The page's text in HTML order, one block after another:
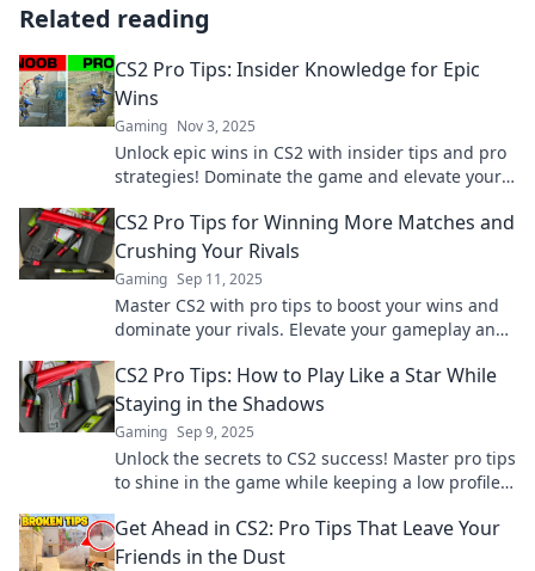
Related reading
CS2 Pro Tips: Insider Knowledge for Epic
Wins
Gaming Nov 3, 2025
Unlock epic wins in CS2 with insider tips and pro
strategies! Dominate the game and elevate your
CS2 Pro Tips for Winning More Matches and
Crushing Your Rivals
Gaming Sep 11, 2025
Master CS2 with pro tips to boost your wins and
dominate your rivals. Elevate your gameplay and
CS2 Pro Tips: How to Play Like a Star While
Staying in the Shadows
Gaming Sep 9, 2025
Unlock the secrets to CS2 success! Master pro tips
to shine in the game while keeping a low profile.
Get Ahead in CS2: Pro Tips That Leave Your
Friends in the Dust